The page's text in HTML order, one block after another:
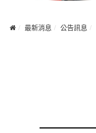
最新消息 公告訊息